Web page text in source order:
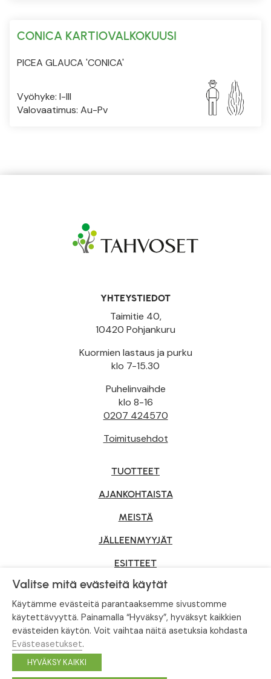
CONICA KARTIOVALKOKUUSI
PICEA GLAUCA 'CONICA'
Vyöhyke: I-III
Valovaatimus: Au-Pv
YHTEYSTIEDOT
Taimitie 40,
10420 Pohjankuru
Kuormien lastaus ja purku
klo 7-15.30
Puhelinvaihde
klo 8-16
0207 424570
Toimitusehdot
TUOTTEET
AJANKOHTAISTA
MEISTÄ
JÄLLEENMYYJÄT
ESITTEET
YRITYSMYYNTI
Tietosuojaseloste
© Tahvoset, All Rights Reserved.
Valitse mitä evästeitä käytät
Käytämme evästeitä parantaaksemme sivustomme
käytettävyyttä. Painamalla “Hyväksy”, hyväksyt kaikkien
evästeiden käytön. Voit vaihtaa näitä asetuksia kohdasta
Evästeasetukset.
HYVÄKSY KAIKKI